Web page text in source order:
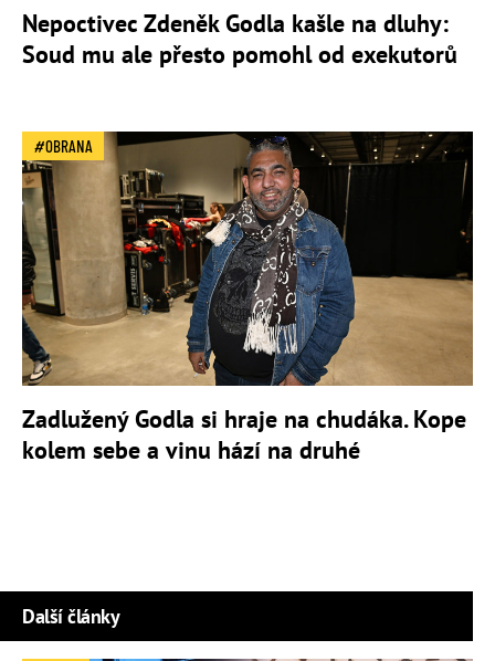
Nepoctivec Zdeněk Godla kašle na dluhy:
Soud mu ale přesto pomohl od exekutorů
OBRANA
Zadlužený Godla si hraje na chudáka. Kope
kolem sebe a vinu hází na druhé
Další články